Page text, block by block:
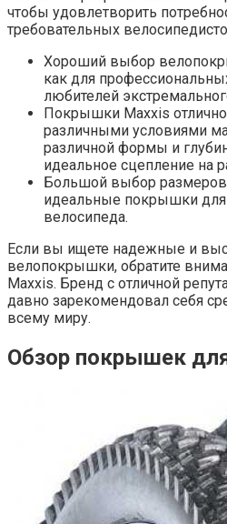
чтобы удовлетворить
требовательных
Хороший выбор
как для
любителей
Покрышки Maxxis
различными условиями
различной формы и
идеальное сцепление на
Большой выбор размеров
идеальные покрышки
велосипеда.
Если вы ищете надежные и
велопокрышки, обратите
Maxxis. Бренд с отличной
давно зарекомендовал себя
всему миру.
Обзор покрышек